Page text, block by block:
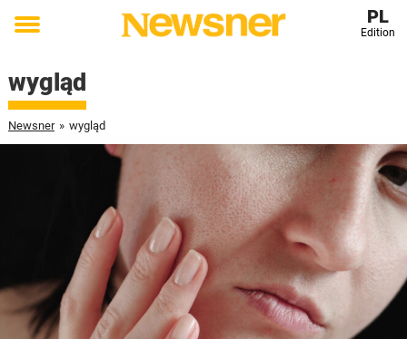
Toggle
PL
Edition
wygląd
Newsner » wygląd